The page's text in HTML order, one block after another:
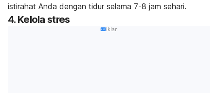
istirahat Anda dengan tidur selama 7-8 jam sehari.
4. Kelola stres
Iklan